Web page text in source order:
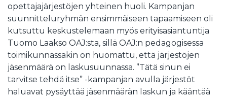
opettajajärjestöjen yhteinen huoli. Kampanjan
suunnitteluryhmän ensimmäiseen tapaamiseen oli
kutsuttu keskustelemaan myös erityisasiantuntija
Tuomo Laakso OAJ:sta, sillä OAJ:n pedagogisessa
toimikunnassakin on huomattu, että järjestöjen
jäsenmäärä on laskusuunnassa. ”Tätä sinun ei
tarvitse tehdä itse” -kampanjan avulla järjestöt
haluavat pysäyttää jäsenmäärän laskun ja kääntää